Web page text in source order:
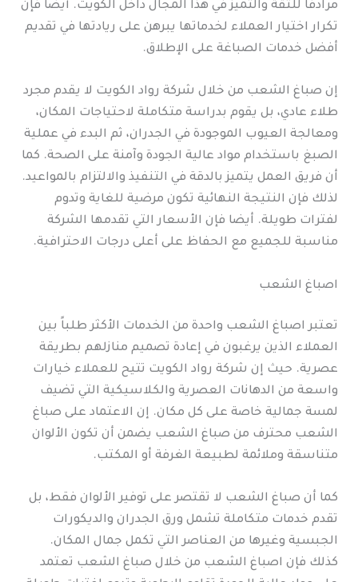
مرادفاً للثقة والتميز في هذا المجال داخل الكويت. أيضا فإن
تكرار اختيار العملاء لخدماتها يبرهن على ريادتها في تقديم
أفضل خدمات الصباغة على الإطلاق.
إن صباغ الشعب من خلال شركة رواد الكويت لا يقدم مجرد
طلاء عادي، بل يقوم بدراسة متكاملة لاحتياجات المكان،
ومعالجة العيوب الموجودة في الجدران، ثم البدء في عملية
الصبغ باستخدام مواد عالية الجودة وآمنة على الصحة. كما
أن فريق العمل يتميز بالدقة في التنفيذ والالتزام بالمواعيد.
لذلك فإن النتيجة النهائية تكون مرضية للغاية وتدوم
لفترات طويلة. أيضا فإن الأسعار التي تقدمها الشركة
مناسبة للجميع مع الحفاظ على أعلى درجات الاحترافية.
اصباغ الشعب
تعتبر اصباغ الشعب واحدة من الخدمات الأكثر طلباً بين
العملاء الذين يرغبون في إعادة تصميم منازلهم بطريقة
عصرية. حيث إن شركة رواد الكويت تتيح للعملاء خيارات
واسعة من الدهانات العصرية والكلاسيكية التي تضيف
لمسة جمالية خاصة على كل مكان. إن الاعتماد على صباغ
الشعب محترف من صباغ الشعب يضمن أن تكون الألوان
متناسقة وملائمة لطبيعة الغرفة أو المكتب.
كما أن صباغ الشعب لا تقتصر على توفير الألوان فقط، بل
تقدم خدمات متكاملة تشمل ورق الجدران والديكورات
الجبسية وغيرها من العناصر التي تكمل جمال المكان.
كذلك فإن اصباغ الشعب من خلال صباغ الشعب تعتمد